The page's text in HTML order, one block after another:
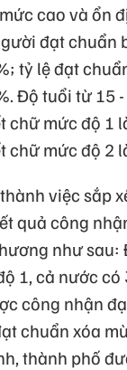
cao và ổn
đạt chuẩn
tỷ lệ đạt
Độ tuổi từ 15
chữ mức độ 1
chữ mức độ 2
việc sắp
quả công
như sau:
1, cả nước
công nhận
chuẩn xóa
thành phố